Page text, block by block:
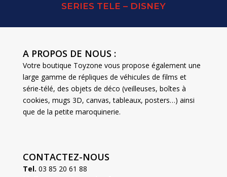
SERIES TELE – DISNEY
A PROPOS DE NOUS :
Votre boutique Toyzone vous propose également une
large gamme de répliques de véhicules de films et
série-télé, des objets de déco (veilleuses, boîtes à
cookies, mugs 3D, canvas, tableaux, posters…) ainsi
que de la petite maroquinerie.
CONTACTEZ-NOUS
Tel. 03 85 20 61 88